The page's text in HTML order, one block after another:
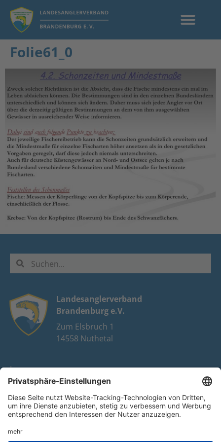
Folie61_0
Landesanglerverband
Brandenburg e.V.
Zum Elsbruch 1
14558 Nuthetal
Impressum
Datenschutz
FAQ